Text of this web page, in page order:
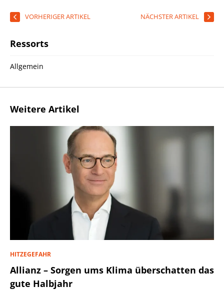
VORHERIGER ARTIKEL NÄCHSTER ARTIKEL
Ressorts
Allgemein
Weitere Artikel
HITZEGEFAHR
Allianz – Sorgen ums Klima überschatten das
gute Halbjahr